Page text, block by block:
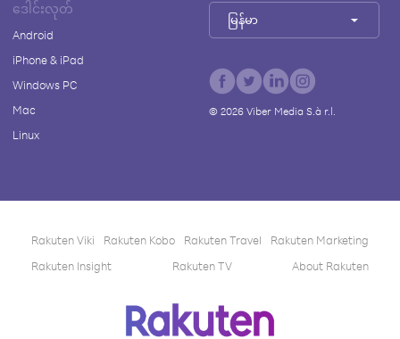
ဒေါင်းလုတ်
Android
iPhone & iPad
Windows PC
Mac
Linux
မြန်မာ
© 2026Viber Media S.à r.l.
Rakuten Viki Rakuten Kobo Rakuten Travel
Rakuten Marketing
Rakuten Insight
Rakuten TV About Rakuten